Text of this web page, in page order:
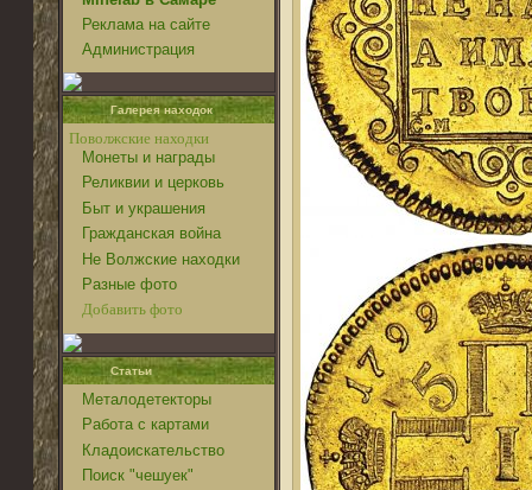
Реклама на сайте
Администрация
Галерея находок
Поволжские находки
Монеты и награды
Реликвии и церковь
Быт и украшения
Гражданская война
Не Волжские находки
Разные фото
Добавить фото
Статьи
Металодетекторы
Работа с картами
Кладоискательство
Поиск "чешуек"